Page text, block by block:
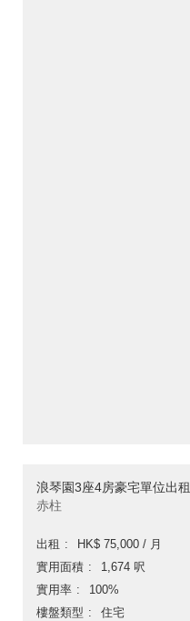
浪琴園3座4房豪宅單位出租
赤柱
出租
HK$ 75,000 / 月
實用面積
1,674 呎
實用率
100%
樓盤類型
住宅